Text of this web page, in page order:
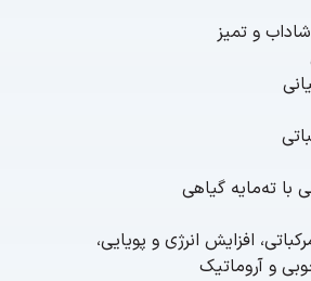
شاداب و تمیز
با ته‌مایه گیاهی
افزایش انرژی و پویایی،
و آروماتیک